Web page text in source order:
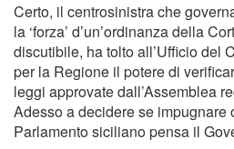
Certo, il centrosinistra che
la ‘forza’ d’un’ordinanza della
discutibile, ha tolto all’Ufficio del
per la Regione il potere di
leggi approvate dall’Assemblea
Adesso a decidere se impugnare
Parlamento siciliano pensa il